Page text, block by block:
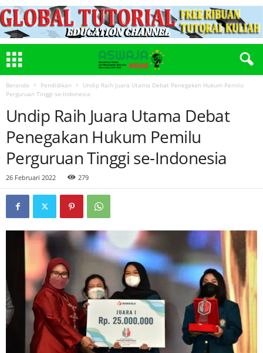
Beranda Pendidikan
Undip Raih Juara Utama Debat Penegakan Hukum Pemilu
Perguruan Tinggi se-Indonesia
Undip Raih Juara Utama Debat
Penegakan Hukum Pemilu
Perguruan Tinggi se-Indonesia
26 Februari 2022 279